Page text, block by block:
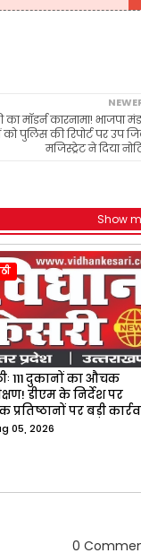
मॉडर्न कारनामा! भाजपा
पुलिस की रिपोर्ट पर उप
मजिस्ट्रेट ने दिया
Show
111 दुकानों का औचक
डीएम के निर्देश पर
प्रतिष्ठानों पर बड़ी
05, 2026
0